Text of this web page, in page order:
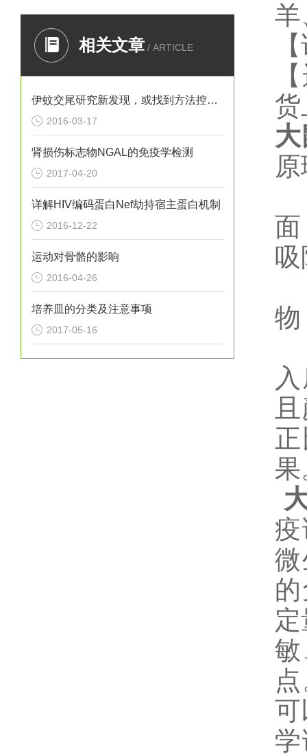
相关文章 / ARTICLE
伊蚊交尾研究新发现，或找到方法控制寨卡病毒
2016-03-17
肾损伤标志物NGAL的免疫学检测
2017-04-20
详解HIV编码蛋白Nef劫持宿主蛋白机制
2016-12-22
运动对骨骼的影响
2016-04-26
培养皿的分类及注意事项
2017-05-16
羊
物
果
可